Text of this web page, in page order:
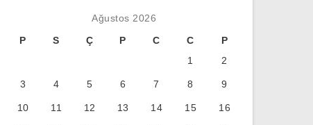
Ağustos 2026
P
S Ç P C C
P
1
2
3 4 5 6 7 8 9
10 11 12 13 14 15 16